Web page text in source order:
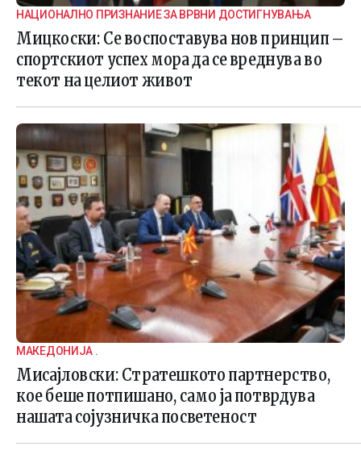
НАЦИОНАЛНО ПРИЗНАНИЕ ЗА ВРВНИ ДОСТИГНУВАЊА
Мицкоски: Се воспоставува нов принцип –
спортскиот успех мора да се вреднува во
текот на целиот живот
МАКЕДОНИЈА .
Мисајловски: Стратешкото партнерство,
кое беше потпишано, само ја потврдува
нашата сојузничка посветеност